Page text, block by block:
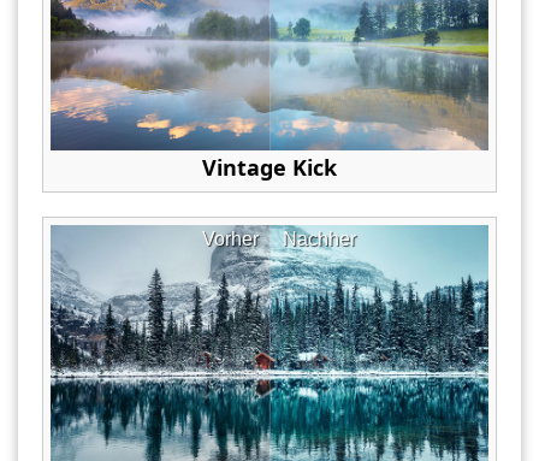
Vintage Kick
Nachher
Vorher